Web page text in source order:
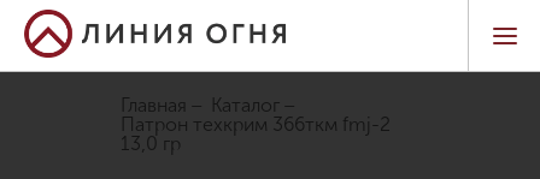
Главная
Каталог
патрон техкрим 366ткм fmj-2
13,0 гр